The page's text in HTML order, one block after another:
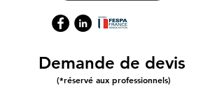
Demande de devis
(*réservé aux professionnels)